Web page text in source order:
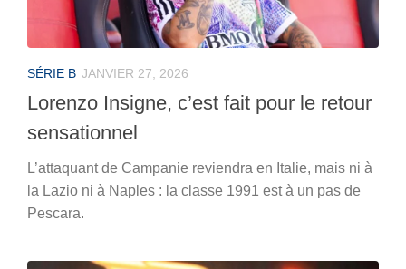
SÉRIE B JANVIER 27, 2026
Lorenzo Insigne, c’est fait pour le retour
sensationnel
L’attaquant de Campanie reviendra en Italie, mais ni à
la Lazio ni à Naples : la classe 1991 est à un pas de
Pescara.